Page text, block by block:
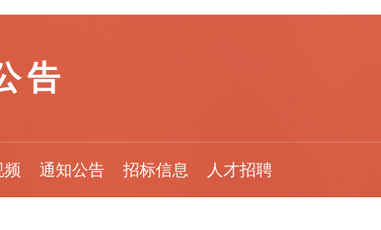
告
频 通知公告 招标信息 人才招聘